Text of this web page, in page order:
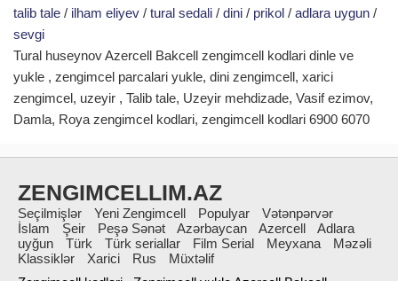
talib tale / ilham eliyev / tural sedali / dini / prikol / adlara uygun /
sevgi
Tural huseynov Azercell Bakcell zengimcell kodlari dinle ve
yukle , zengimcel parcalari yukle, dini zengimcell, xarici
zengimcel, uzeyir , Talib tale, Uzeyir mehdizade, Vasif ezimov,
Damla, Roya zengimcel kodlari, zengimcell kodlari 6900 6070
ZENGIMCELLIM.AZ
Seçilmişlər Yeni Zengimcell Populyar
Vətənpərvər
İslam
Şeir Peşə Sənət Azərbaycan Azercell
Adlara
uyğun
Türk Türk seriallar Film Serial Meyxana
Məzəli
Klassiklər
Xarici Rus
Müxtəlif